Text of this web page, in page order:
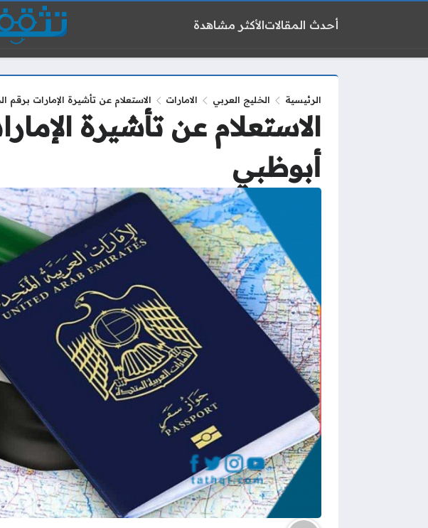
أحدث المقالاتالأكثر مشاهدة
الرئيسية الخليج العربي الامارات الاستعلام عن تأشيرة الإمارات برقم
الاستعلام عن تأشيرة
أبوظبي